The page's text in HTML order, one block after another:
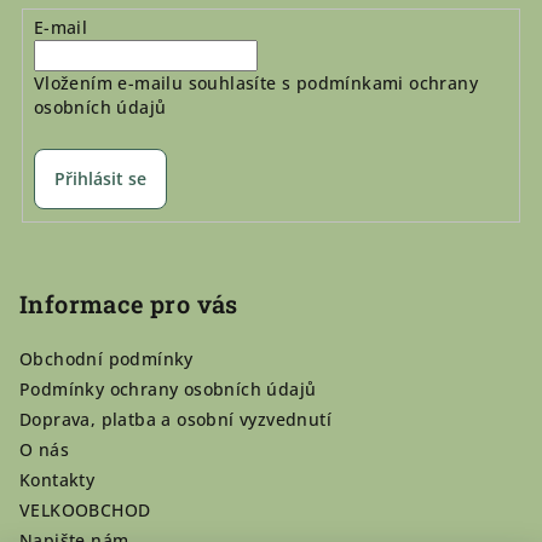
E-mail
Vložením e-mailu souhlasíte s podmínkami ochrany
osobních údajů
Přihlásit se
Informace pro vás
Obchodní podmínky
Podmínky ochrany osobních údajů
Doprava, platba a osobní vyzvednutí
O nás
Kontakty
VELKOOBCHOD